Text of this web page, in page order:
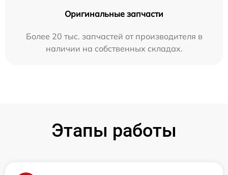
Оригинальные запчасти
Более 20 тыс. запчастей от производителя в
наличии на собственных складах.
Этапы работы